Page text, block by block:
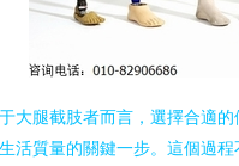
大腿截肢者而言，選擇合適
活質量的關鍵一步。這個過